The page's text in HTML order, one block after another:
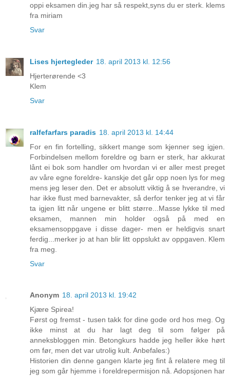
oppi eksamen din.jeg har så respekt,syns du er sterk. klems
fra miriam
Svar
Lises hjertegleder 18. april 2013 kl. 12:56
Hjerterørende <3
Klem
Svar
ralfefarfars paradis 18. april 2013 kl. 14:44
For en fin fortelling, sikkert mange som kjenner seg igjen.
Forbindelsen mellom foreldre og barn er sterk, har akkurat
lånt ei bok som handler om hvordan vi er aller mest preget
av våre egne foreldre- kanskje det går opp noen lys for meg
mens jeg leser den. Det er absolutt viktig å se hverandre, vi
har ikke flust med barnevakter, så derfor tenker jeg at vi får
ta igjen litt når ungene er blitt større...Masse lykke til med
eksamen, mannen min holder også på med en
eksamensoppgave i disse dager- men er heldigvis snart
ferdig...merker jo at han blir litt oppslukt av oppgaven. Klem
fra meg.
Svar
Anonym 18. april 2013 kl. 19:42
Kjære Spirea!
Først og fremst - tusen takk for dine gode ord hos meg. Og
ikke minst at du har lagt deg til som følger på
anneksbloggen min. Betongkurs hadde jeg heller ikke hørt
om før, men det var utrolig kult. Anbefales:)
Historien din denne gangen klarte jeg fint å relatere meg til
jeg som går hjemme i foreldrepermisjon nå. Adopsjonen har